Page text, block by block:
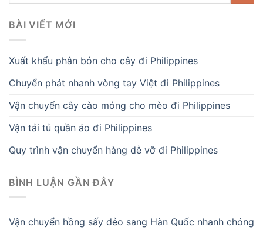
BÀI VIẾT MỚI
Xuất khẩu phân bón cho cây đi Philippines
Chuyển phát nhanh vòng tay Việt đi Philippines
Vận chuyển cây cào móng cho mèo đi Philippines
Vận tải tủ quần áo đi Philippines
Quy trình vận chuyển hàng dễ vỡ đi Philippines
BÌNH LUẬN GẦN ĐÂY
Vận chuyển hồng sấy dẻo sang Hàn Quốc nhanh chóng